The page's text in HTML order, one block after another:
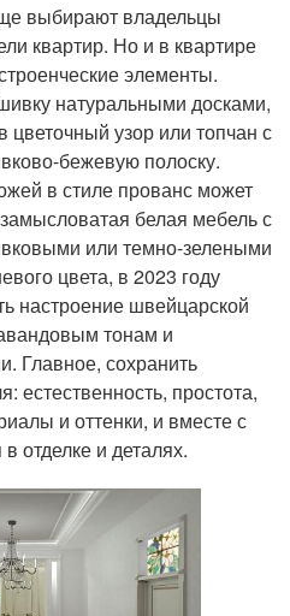
выбирают владельцы
квартир. Но и в квартире
элементы.
натуральными досками,
цветочный узор или топчан с
бежевую полоску.
в стиле прованс может
белая мебель с
или темно-зелеными
цвета, в 2023 году
настроение швейцарской
тонам и
Главное, сохранить
естественность, простота,
и оттенки, и вместе с
отделке и деталях.